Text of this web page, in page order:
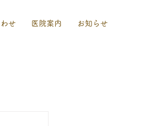
せ 医院案内 お知らせ